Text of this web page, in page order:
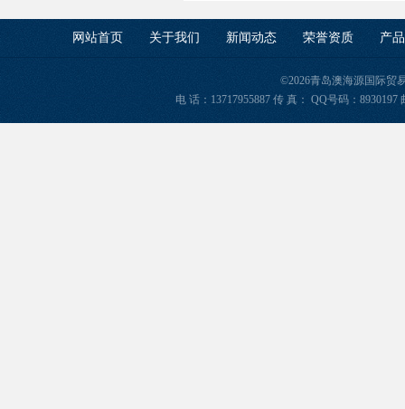
网站首页 关于我们 新闻动态 荣誉资质 产
©2026青岛澳海源国际贸
电 话：13717955887 传 真： QQ号码：